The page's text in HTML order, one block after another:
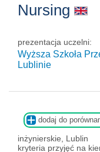
Nursing
prezentacja uczelni:
Wyższa Szkoła
Lublinie
dodaj do
inżynierskie, Lublin
kryteria przyjęć na